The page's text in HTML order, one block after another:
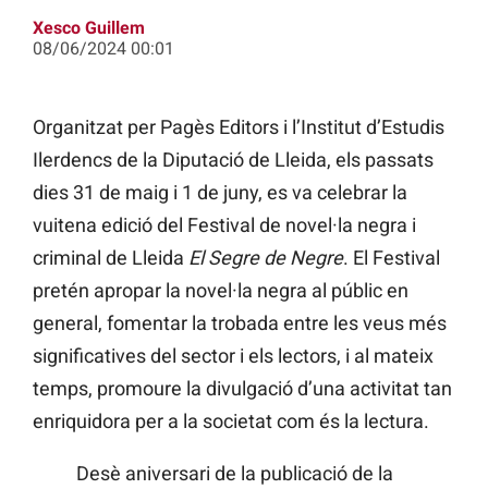
Xesco Guillem
08/06/2024 00:01
Organitzat per Pagès Editors i l’Institut d’Estudis
Ilerdencs de la Diputació de Lleida, els passats
dies 31 de maig i 1 de juny, es va celebrar la
vuitena edició del Festival de novel·la negra i
criminal de Lleida El Segre de Negre. El Festival
pretén apropar la novel·la negra al públic en
general, fomentar la trobada entre les veus més
significatives del sector i els lectors, i al mateix
temps, promoure la divulgació d’una activitat tan
enriquidora per a la societat com és la lectura.
Desè aniversari de la publicació de la